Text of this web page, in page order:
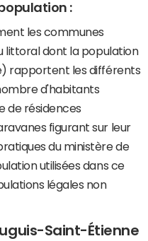
:
les communes
littoral dont la population
rapportent les différents
d'habitants
de résidences
figurant sur leur
du ministère de
utilisées dans ce
légales non
Saint-Étienne